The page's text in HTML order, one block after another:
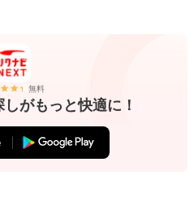
無料
がもっと快適に！